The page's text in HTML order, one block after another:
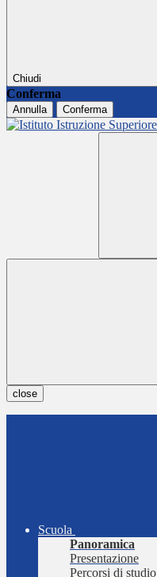
Chiudi
Conferma
Annulla Conferma
close
Scuola
Panoramica
Presentazione
Percorsi di studio